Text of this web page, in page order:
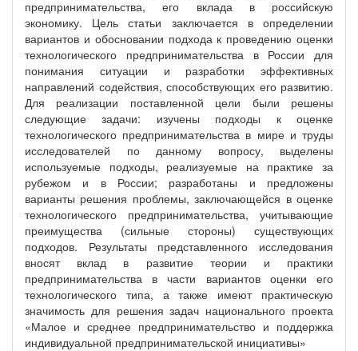
предпринимательства, его вклада в российскую
экономику. Цель статьи заключается в определении
вариантов и обосновании подхода к проведению оценки
технологического предпринимательства в России для
понимания ситуации и разработки эффективных
направлений содействия, способствующих его развитию.
Для реализации поставленной цели были решены
следующие задачи: изучены подходы к оценке
технологического предпринимательства в мире и труды
исследователей по данному вопросу, выделены
используемые подходы, реализуемые на практике за
рубежом и в России; разработаны и предложены
варианты решения проблемы, заключающейся в оценке
технологического предпринимательства, учитывающие
преимущества (сильные стороны) существующих
подходов. Результаты представленного исследования
вносят вклад в развитие теории и практики
предпринимательства в части вариантов оценки его
технологического типа, а также имеют практическую
значимость для решения задач национального проекта
«Малое и среднее предпринимательство и поддержка
индивидуальной предпринимательской инициативы»